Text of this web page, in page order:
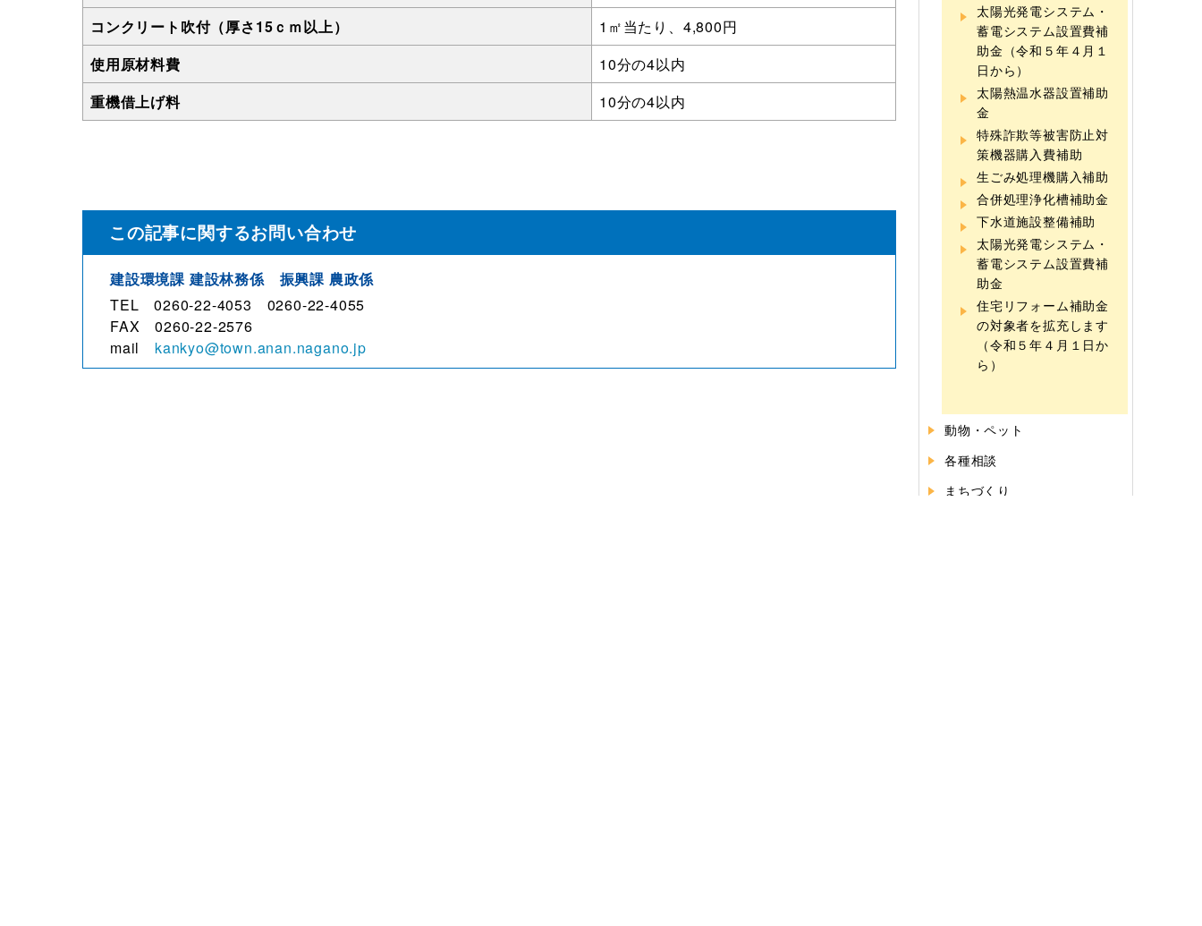
コンクリート吹付（厚さ15ｃｍ以上）
1㎡当たり、4,800円
使用原材料費
10分の4以内
重機借上げ料
10分の4以内
この記事に関するお問い合わせ
建設環境課 建設林務係 振興課 農政係
TEL 0260-22-4053 0260-22-4055
FAX 0260-22-2576
mail kankyo@town.anan.nagano.jp
太陽光発電システム・
蓄電システム設置費補
助金（令和５年４月１
日から）
太陽熱温水器設置補助
金
特殊詐欺等被害防止対
策機器購入費補助
生ごみ処理機購入補助
合併処理浄化槽補助金
下水道施設整備補助
太陽光発電システム・
蓄電システム設置費補
助金
住宅リフォーム補助金
の対象者を拡充します
（令和５年４月１日か
ら）
動物・ペット
各種相談
まちづくり